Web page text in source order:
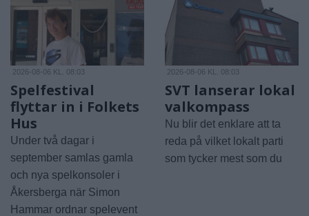
2026-08-06 KL. 08:03
Spelfestival
flyttar in i Folkets
Hus
Under två dagar i
september samlas gamla
och nya spelkonsoler i
Åkersberga när Simon
Hammar ordnar spelevent
2026-08-06 KL. 08:03
SVT lanserar lokal
valkompass
Nu blir det enklare att ta
reda på vilket lokalt parti
som tycker mest som du